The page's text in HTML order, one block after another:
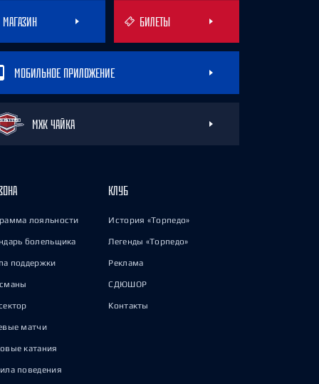
МАГАЗИН БИЛЕТЫ
МОБИЛЬНОЕ ПРИЛОЖЕНИЕ
МХК ЧАЙКА
лояльности
болельщика
поддержки
матчи
катания
поведения
КЛУБ
История «Торпедо»
Легенды «Торпедо»
Реклама
СДЮШОР
Контакты